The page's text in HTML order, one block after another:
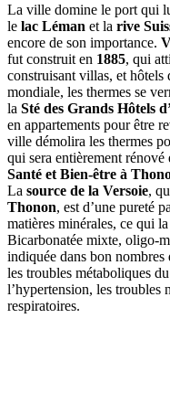
La ville domine le port qui
le lac Léman et la rive
encore de son importance.
fut construit en 1885, qui
construisant villas, et hôtels
mondiale, les thermes se
la Sté des Grands Hôtels
en appartements pour être
ville démolira les thermes
qui sera entièrement rénové
Santé et Bien-être à
La source de la Versoie,
Thonon, est d’une pureté
matières minérales, ce qui
Bicarbonatée mixte, oligo-
indiquée dans bon
les troubles métaboliques
l’hypertension, les troubles
respiratoires.